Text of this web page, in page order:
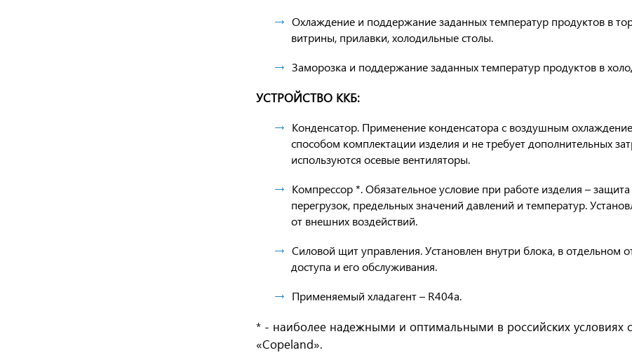
Охлаждение и поддержание заданных температур продуктов в
витрины, прилавки, холодильные столы.
Заморозка и поддержание заданных температур продуктов в
УСТРОЙСТВО ККБ:
Конденсатор. Применение конденсатора с воздушным
способом комплектации изделия и не требует дополнительных
используются осевые вентиляторы.
Компрессор *. Обязательное условие при работе изделия –
перегрузок, предельных значений давлений и температур.
от внешних воздействий.
Силовой щит управления. Установлен внутри блока, в отдельном
доступа и его обслуживания.
Применяемый хладагент – R404a.
* - наиболее надежными и оптимальными в российских условиях
«Copeland».